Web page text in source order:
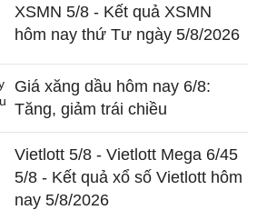
XSMN 5/8 - Kết quả XSMN
hôm nay thứ Tư ngày 5/8/2026
Giá xăng dầu hôm nay 6/8:
Tăng, giảm trái chiều
Vietlott 5/8 - Vietlott Mega 6/45
5/8 - Kết quả xổ số Vietlott hôm
nay 5/8/2026